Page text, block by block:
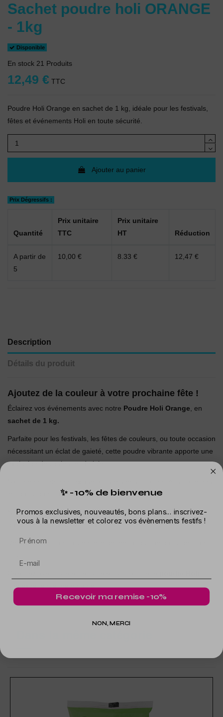
Sachet poudre holi ORANGE
- 1kg
Disponible
En stock 21 Produits
12,49 € TTC
Poudre Holi Orange en sachet de 1 kg, idéale pour les festivals,
fêtes et événements Holi en toute sécurité.
Ajouter au panier
Prix Dégressifs :
Quantité
Prix unitaire
TTC
Prix unitaire
HT
Réduction
A partir de
5
10,00 € 8.33 € 12,47 €
Description
Détails du produit
Ajoutez de la couleur à votre prochaine fête !
Éclairez vos événements avec notre Poudre Holi Orange , en
sachet de 1 kg.
Parfaite pour les festivals, les fêtes de couleurs, ou toute occasion
nécessitant un éclat de gaieté, cette poudre vibrante apporte une
explosion de couleur et de joie.
les participants de tous âges.
Non inflammable et sans allergènes, cettepoudre holiconvient
parfaitement aux activités extérieures ou intérieures.
De plus, étant sans gluten, elle permet à tous de participer sans
une expérience mémorable
✨ -10% de bienvenue
Promos exclusives, nouveautés, bons plans... inscrivez-
vous à la newsletter et colorez vos évènements festifs !
Recevoir ma remise -10%
NON, MERCI